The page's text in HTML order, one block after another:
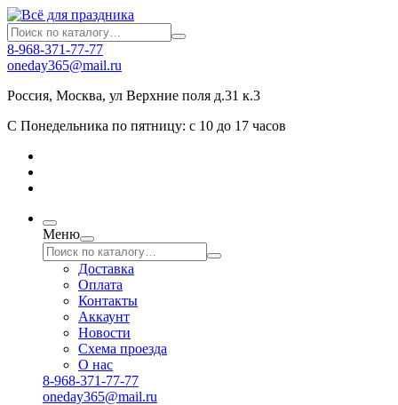
8-968-371-77-77
oneday365@mail.ru
Россия, Москва, ул Верхние поля д.31 к.3
С Понедельника по пятницу: с 10 до 17 часов
Меню
Доставка
Оплата
Контакты
Аккаунт
Новости
Схема проезда
О нас
8-968-371-77-77
oneday365@mail.ru